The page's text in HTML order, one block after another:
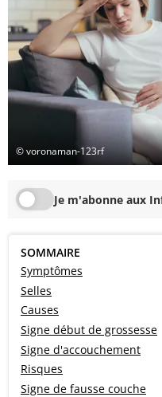
© voronaman-123rf
Je m'abonne aux
SOMMAIRE
Symptômes
Selles
Causes
Signe début de grossesse
Signe d'accouchement
Risques
Signe de fausse couche